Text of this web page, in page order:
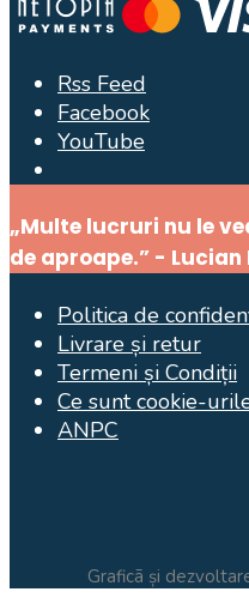
Rss Feed
Facebook
YouTube
Window
„Multe lucruri nu le
de aproape.” - Lucian
Politica de
Livrare și retur
Termeni și Condiții
Ce sunt cookie-
ANPC
Graficã și